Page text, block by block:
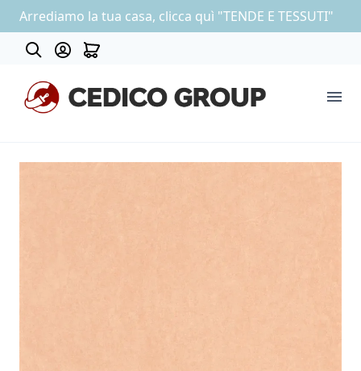
Arrediamo la tua casa, clicca quì "TENDE E TESSUTI"